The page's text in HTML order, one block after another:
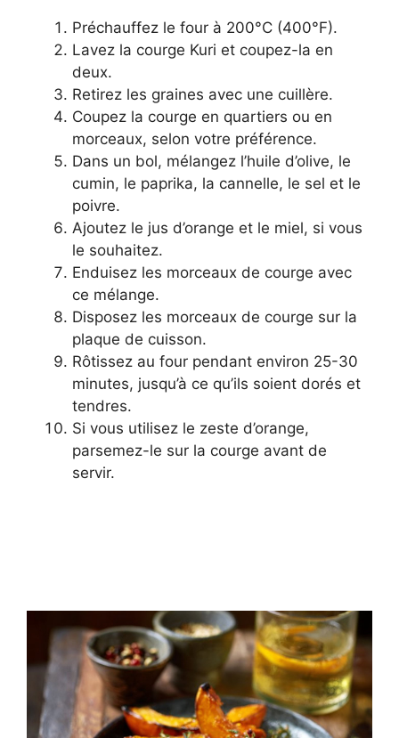
Préchauffez le four à 200°C (400°F).
Lavez la courge Kuri et coupez-la en
deux.
Retirez les graines avec une cuillère.
Coupez la courge en quartiers ou en
morceaux, selon votre préférence.
Dans un bol, mélangez l’huile d’olive, le
cumin, le paprika, la cannelle, le sel et le
poivre.
Ajoutez le jus d’orange et le miel, si vous
le souhaitez.
Enduisez les morceaux de courge avec
ce mélange.
Disposez les morceaux de courge sur la
plaque de cuisson.
Rôtissez au four pendant environ 25-30
minutes, jusqu’à ce qu’ils soient dorés et
tendres.
Si vous utilisez le zeste d’orange,
parsemez-le sur la courge avant de
servir.